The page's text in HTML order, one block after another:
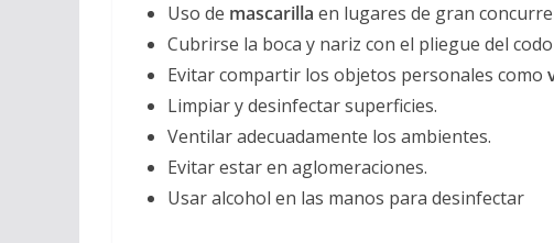
Uso de mascarilla en lugares de gran
Cubrirse la boca y nariz con el pliegue del
Evitar compartir los objetos personales como
Limpiar y desinfectar superficies.
Ventilar adecuadamente los ambientes.
Evitar estar en aglomeraciones.
Usar alcohol en las manos para desinfectar